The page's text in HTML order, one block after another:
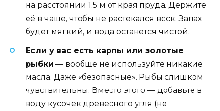
на расстоянии 1.5 м от края пруда. Держите
её в чаше, чтобы не растекался воск. Запах
будет мягкий, и вода останется чистой.
Если у вас есть карпы или золотые
рыбки — вообще не используйте никакие
масла. Даже «безопасные». Рыбы слишком
чувствительны. Вместо этого — добавьте в
воду кусочек древесного угля (не